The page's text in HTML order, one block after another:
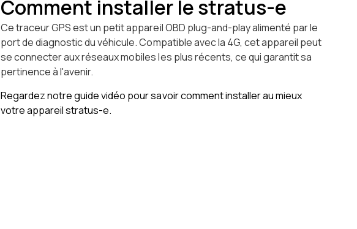
Comment installer le stratus-e
Ce traceur GPS est un petit appareil OBD plug-and-play alimenté par le
port de diagnostic du véhicule. Compatible avec la 4G, cet appareil peut
se connecter aux réseaux mobiles les plus récents, ce qui garantit sa
pertinence à l'avenir.
Regardez notre guide vidéo pour savoir comment installer au mieux
votre appareil stratus-e.